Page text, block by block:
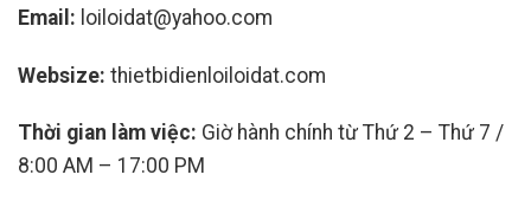
Email: loiloidat@yahoo.com
Websize: thietbidienloiloidat.com
Thời gian làm việc: Giờ hành chính từ Thứ 2 – Thứ 7 /
8:00 AM – 17:00 PM